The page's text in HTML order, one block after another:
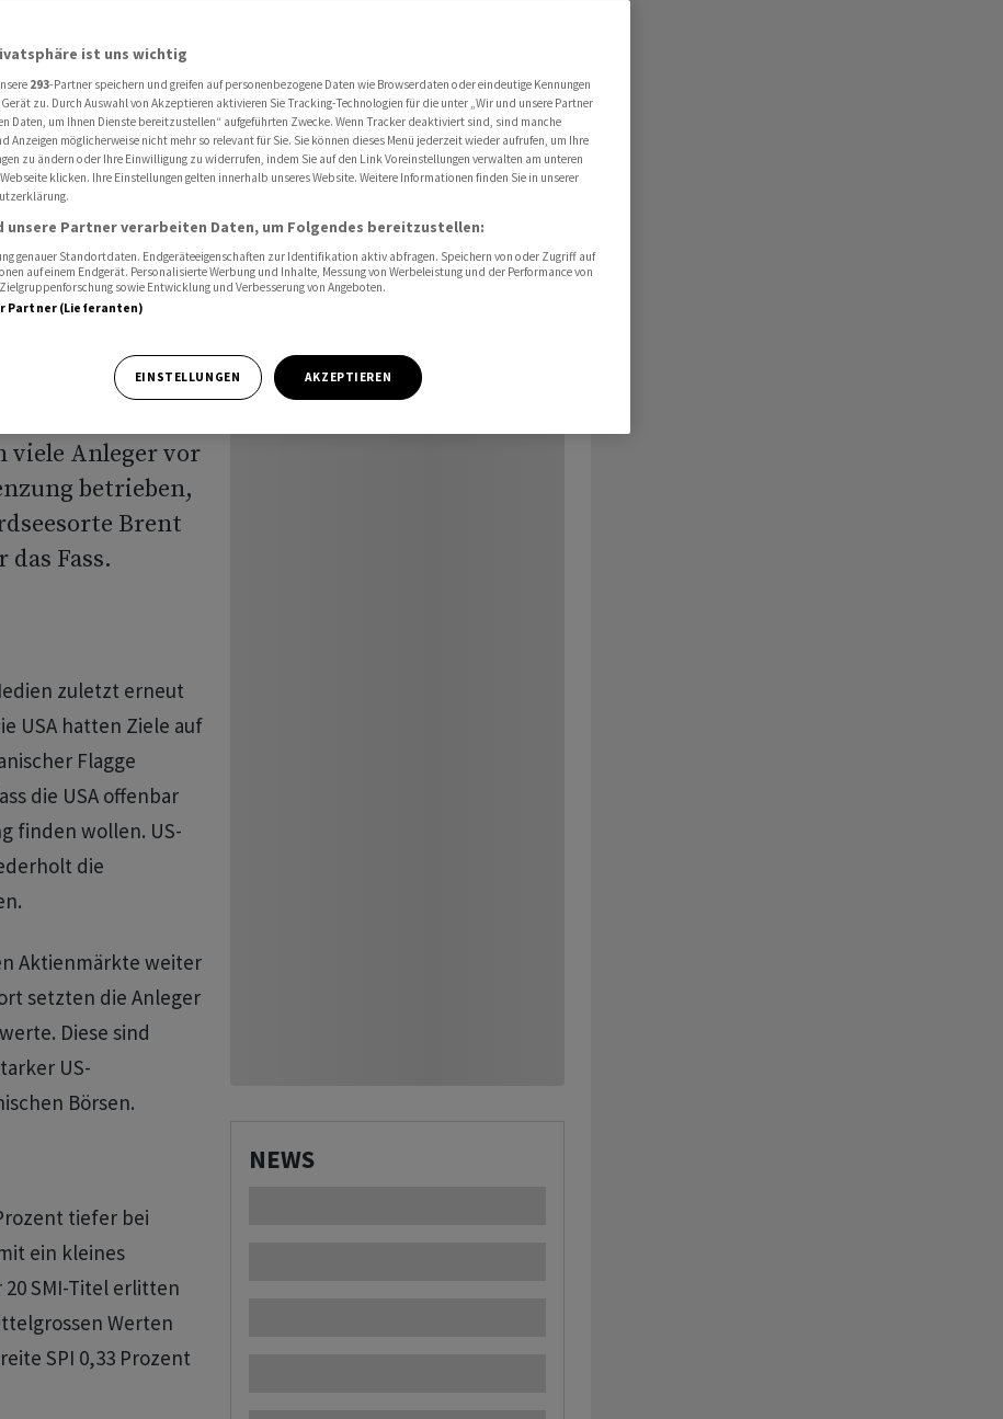
ins Wochenende
Mit
Freitag etwas
anhaltenden
viele Anleger vor
betrieben,
Brent
Fass.
zuletzt erneut
USA hatten Ziele auf
Flagge
die USA offenbar
finden wollen. US-
die
Aktienmärkte weiter
setzten die Anleger
Diese sind
US-
Börsen.
tiefer bei
ein kleines
SMI-Titel erlitten
Werten
SPI 0,33 Prozent
NEWS
ist uns wichtig
293-Partner speichern und greifen auf personenbezogene Daten wie Browserdaten oder eindeutige Kennungen
zu. Durch Auswahl von Akzeptieren aktivieren Sie Tracking-Technologien für die unter „Wir und unsere Partner
Daten, um Ihnen Dienste bereitzustellen“ aufgeführten Zwecke. Wenn Tracker deaktiviert sind, sind manche
Anzeigen möglicherweise nicht mehr so relevant für Sie. Sie können dieses Menü jederzeit wieder aufrufen, um Ihre
zu ändern oder Ihre Einwilligung zu widerrufen, indem Sie auf den Link Voreinstellungen verwalten am unteren
klicken. Ihre Einstellungen gelten innerhalb unseres Website. Weitere Informationen finden Sie in unserer
unsere Partner verarbeiten Daten, um Folgendes bereitzustellen:
genauer Standortdaten. Endgeräteeigenschaften zur Identifikation aktiv abfragen. Speichern von oder Zugriff auf
auf einem Endgerät. Personalisierte Werbung und Inhalte, Messung von Werbeleistung und der Performance von
sowie Entwicklung und Verbesserung von Angeboten.
Partner (Lieferanten)
EINSTELLUNGEN AKZEPTIEREN